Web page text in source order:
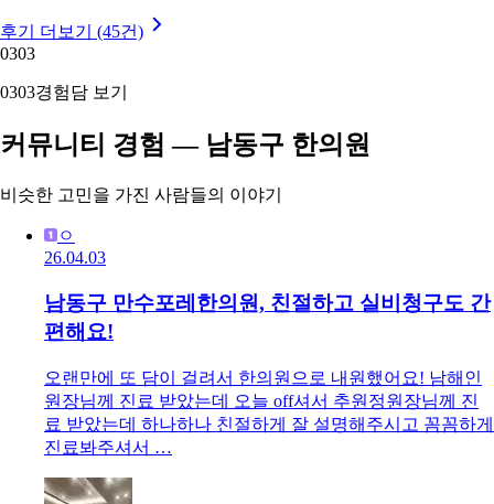
후기 더보기 (45건)
0303
0303경험담 보기
커뮤니티 경험 — 남동구 한의원
비슷한 고민을 가진 사람들의 이야기
ㅇ
26.04.03
남동구 만수포레한의원, 친절하고 실비청구도 간
편해요!
오랜만에 또 담이 걸려서 한의원으로 내원했어요! 남해인
원장님께 진료 받았는데 오늘 off셔서 추원정원장님께 진
료 받았는데 하나하나 친절하게 잘 설명해주시고 꼼꼼하게
진료봐주셔서 …